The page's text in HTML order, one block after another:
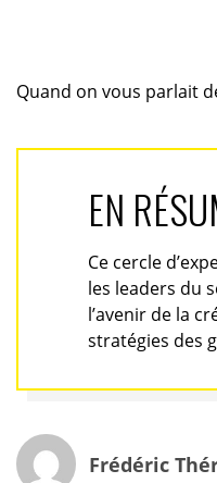
Quand on vous parlait
EN
Ce cercle
les leaders du
l’avenir de la
stratégies des
Frédéric